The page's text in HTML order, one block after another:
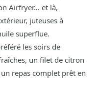
Airfryer… et là,
juteuses à
superflue.
les soirs de
un filet de citron
repas complet prêt en